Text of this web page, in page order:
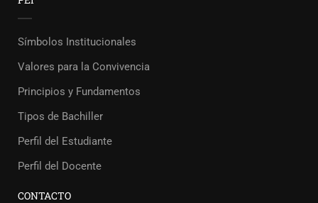
Símbolos Institucionales
Valores para la Convivencia
Principios y Fundamentos
Tipos de Bachiller
Perfil del Estudiante
Perfil del Docente
CONTACTO